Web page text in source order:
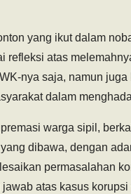
yang ikut dalam
refleksi atas
nya saja, namun juga
dalam
warga sipil,
dibawa, dengan
permasalahan
atas kasus